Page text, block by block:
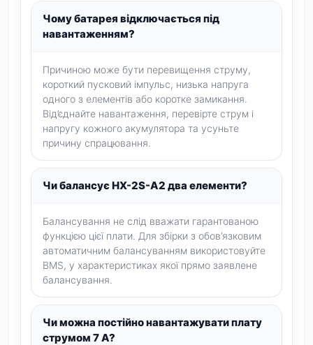
Чому батарея відключається під
навантаженням?
Причиною може бути перевищення струму,
короткий пусковий імпульс, низька напруга
одного з елементів або коротке замикання.
Від’єднайте навантаження, перевірте струм і
напругу кожного акумулятора та усуньте
причину спрацювання.
Чи балансує HX-2S-A2 два елементи?
Балансування не слід вважати гарантованою
функцією цієї плати. Для збірки з обов’язковим
автоматичним балансуванням використовуйте
BMS, у характеристиках якої прямо заявлене
балансування.
Чи можна постійно навантажувати плату
струмом 7 А?